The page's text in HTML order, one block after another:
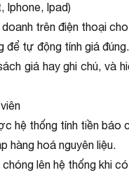
Iphone, Ipad)
trên điện thoại
để tự động tính giá đúng.
giá hay ghi chú,
hệ thống tính tiền
hàng hoá nguyên liệu.
lên hệ thống khi